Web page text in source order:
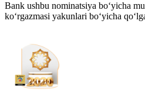
Bank ushbu nominatsiya bo‘yicha
ko‘rgazmasi yakunlari bo‘yicha